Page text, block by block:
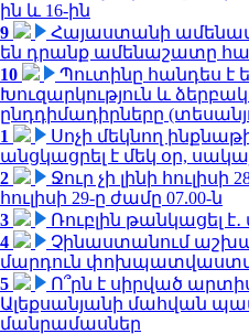
ին և 16-ին
9
Հայաստանի
են դրանք ամենաշատը
10
Պուտինը հանդես է
Խուզարկություն և
ընդդիմադիրները
1
Սոչի մեկնող
անցկացրել է մեկ օր,
2
Ջուր չի լինի հուլիսի
հուլիսի 29-ը ժամը 07.00-ն
3
Ռուբլին թանկացել
4
Չինաստանում
մարդուն
5
Ո՞րն է սիրված
Ալեքսանյանի մահվան
մանրամասներ